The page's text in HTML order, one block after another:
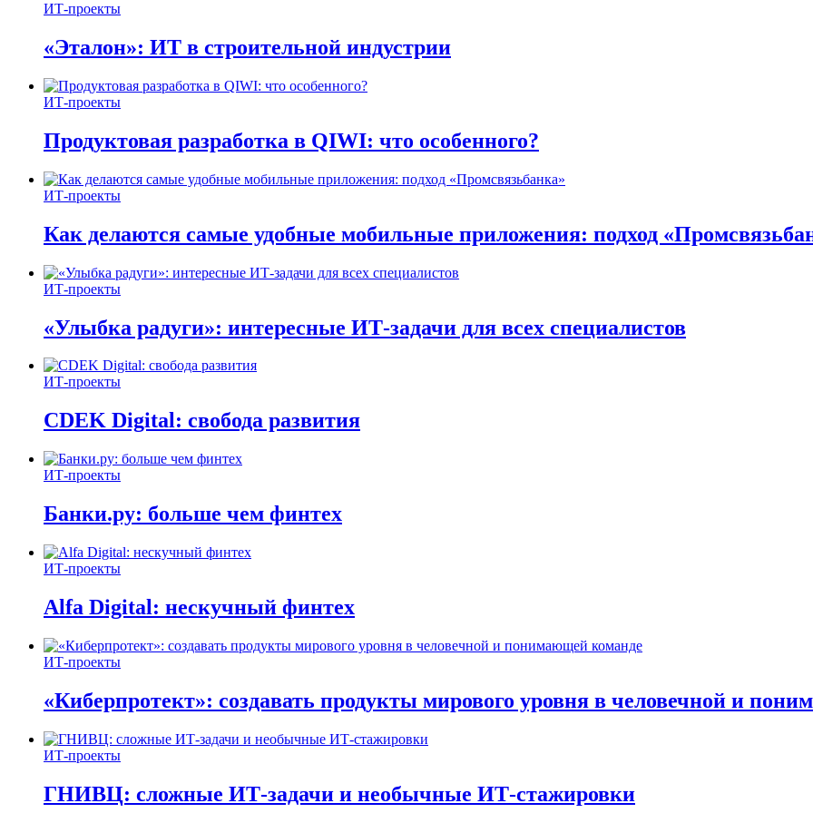
ИТ-проекты
«Эталон»: ИТ в строительной индустрии
ИТ-проекты
Продуктовая разработка в QIWI: что особенного?
ИТ-проекты
Как делаются самые удобные мобильные приложения: подход
ИТ-проекты
«Улыбка радуги»: интересные ИТ-задачи для всех специалистов
ИТ-проекты
CDEK Digital: свобода развития
ИТ-проекты
Банки.ру: больше чем финтех
ИТ-проекты
Alfa Digital: нескучный финтех
ИТ-проекты
«Киберпротект»: создавать продукты мирового уровня в человечной и
ИТ-проекты
ГНИВЦ: сложные ИТ‑задачи и необычные ИТ‑стажировки